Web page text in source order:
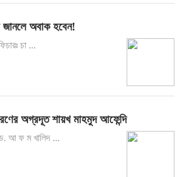
জানলে অবাক হবেন!
চা ...
অগ্রদূত শায়খ মাহমুদ আফেন্দি
আ ফ ম খালিদ ...